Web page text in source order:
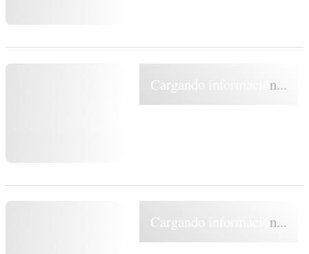
Cargando información...
Cargando información...